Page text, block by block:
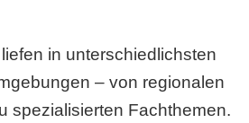
in unterschiedlichsten
– von regionalen
spezialisierten Fachthemen.